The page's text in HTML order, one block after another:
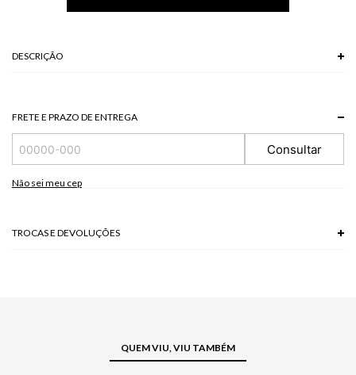
DESCRIÇÃO
93% POLIESTER 7% ELASTANO
FRETE E PRAZO DE ENTREGA
Consultar
Não sei meu cep
TROCAS E DEVOLUÇÕES
QUEM VIU, VIU TAMBÉM